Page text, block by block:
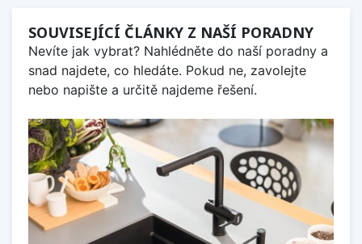
SOUVISEJÍCÍ ČLÁNKY Z NAŠÍ PORADNY
Nevíte jak vybrat? Nahlédněte do naší poradny a
snad najdete, co hledáte. Pokud ne, zavolejte
nebo napište a určitě najdeme řešení.